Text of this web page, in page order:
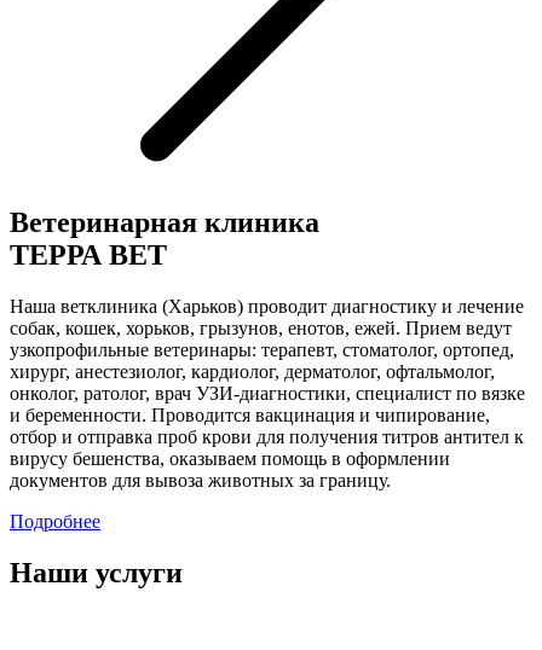
Ветеринарная клиника
ТЕРРА ВЕТ
Наша ветклиника (Харьков) проводит диагностику и лечение
собак, кошек, хорьков, грызунов, енотов, ежей. Прием ведут
узкопрофильные ветеринары: терапевт, стоматолог, ортопед,
хирург, анестезиолог, кардиолог, дерматолог, офтальмолог,
онколог, ратолог, врач УЗИ-диагностики, специалист по вязке
и беременности. Проводится вакцинация и чипирование,
отбор и отправка проб крови для получения титров антител к
вирусу бешенства, оказываем помощь в оформлении
документов для вывоза животных за границу.
Подробнее
Наши услуги